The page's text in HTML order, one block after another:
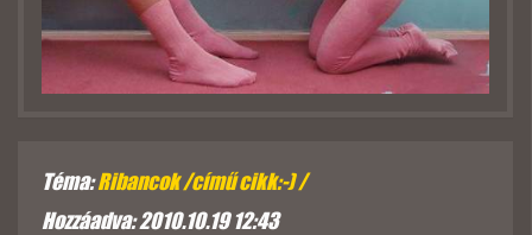
Téma:Ribancok /című cikk:-) /
Hozzáadva: 2010.10.19 12:43